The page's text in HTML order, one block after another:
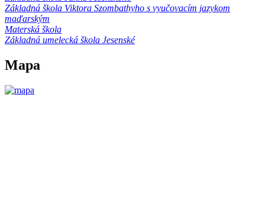
Základná škola Viktora Szombathyho s vyučovacím jazykom
maďarským
Materská škola
Základná umelecká škola Jesenské
Mapa